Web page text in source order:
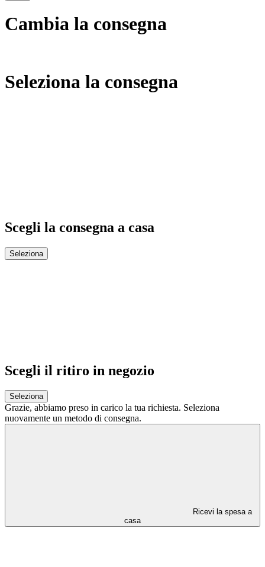
Cambia la consegna
Seleziona la consegna
Scegli la consegna a casa
Seleziona
Scegli il ritiro in negozio
Seleziona
Grazie, abbiamo preso in carico la tua richiesta. Seleziona
nuovamente un metodo di consegna.
Ricevi la spesa a
casa